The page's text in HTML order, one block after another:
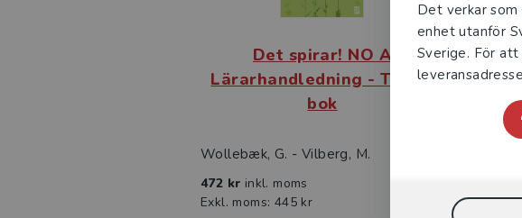
Det verkar
enhet utanför
Sverige. För
Det spirar! NO A
Lärarhandledning - Tryckt
bok
Wollebæk, G. - Vilberg, M.
472 kr inkl. moms
Exkl. moms: 445 kr
Exkl.